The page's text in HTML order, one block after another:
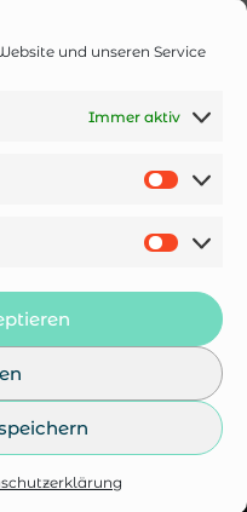
und unseren Service
Immer aktiv
Richtlinie (EU)